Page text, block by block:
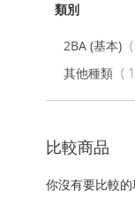
類別
2BA (基本)
其他種類 1
比較商品
你沒有要比較的